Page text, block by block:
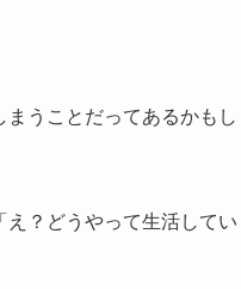
うことだってあるかもし
？どうやって生活してい